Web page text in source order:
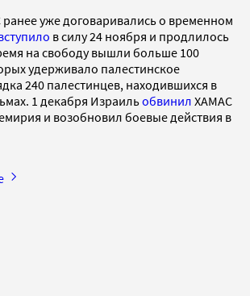
уже договаривались о временном
в силу 24 ноября и продлилось
на свободу вышли больше 100
удерживало палестинское
240 палестинцев, находившихся в
1 декабря Израильобвинил ХАМАС
и возобновил боевые действия в